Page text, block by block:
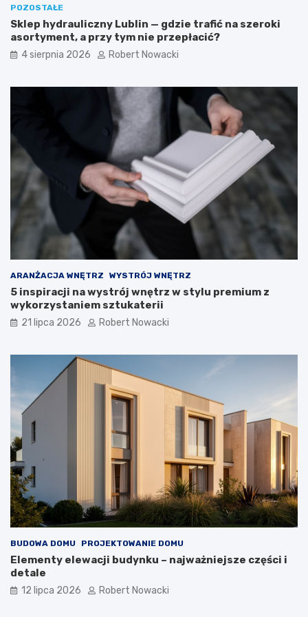
n
e
i
b
c
z
n
z
w
i
z
a
n
i
w
k
i
POZOSTAŁE
Sklep hydrauliczny Lublin — gdzie trafić na szeroki
asortyment, a przy tym nie przepłacić?
4 sierpnia 2026 Robert Nowacki
ARANŻACJA WNĘTRZ WYSTRÓJ WNĘTRZ
5 inspiracji na wystrój wnętrz w stylu premium z
wykorzystaniem sztukaterii
21 lipca 2026 Robert Nowacki
BUDOWA DOMU PROJEKTOWANIE DOMU
Elementy elewacji budynku – najważniejsze części i
detale
12 lipca 2026 Robert Nowacki